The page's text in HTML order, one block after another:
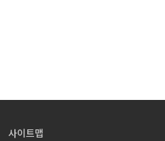
사이트맵